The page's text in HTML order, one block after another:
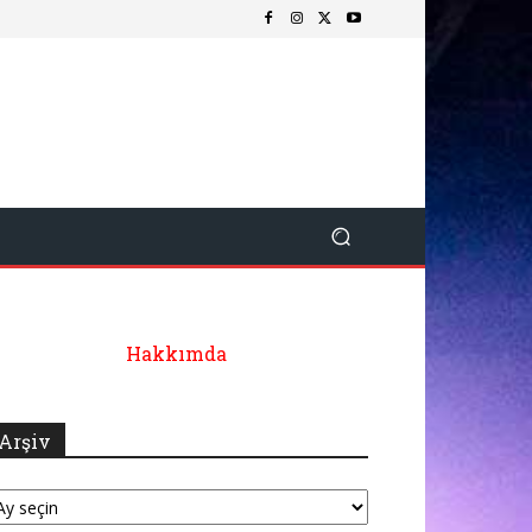
Hakkımda
Arşiv